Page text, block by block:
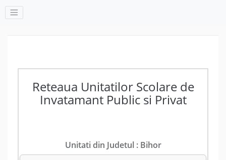
Reteaua Unitatilor Scolare de
Invatamant Public si Privat
Unitati din Judetul : Bihor